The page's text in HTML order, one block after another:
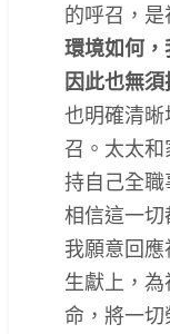
的呼召，是
環境如何，
因此也無須
也明確清
召。太太
持自己全
相信這一切
我願意回
生獻上，
命，將一切